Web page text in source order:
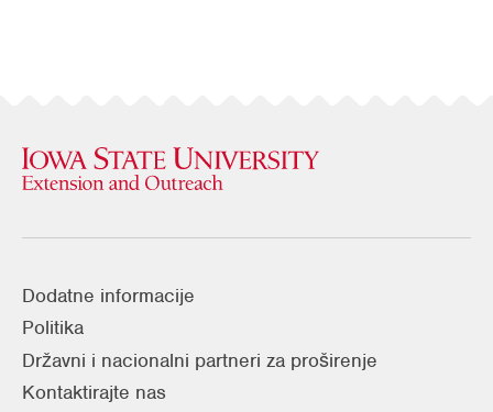
Dodatne informacije
Politika
Državni i nacionalni partneri za proširenje
Kontaktirajte nas